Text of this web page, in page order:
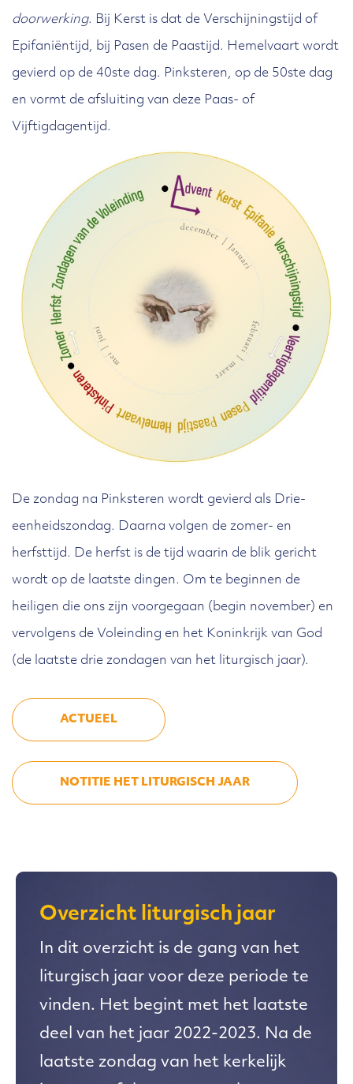
doorwerking. Bij Kerst is dat de Verschijningstijd of
Epifaniëntijd, bij Pasen de Paastijd. Hemelvaart wordt
gevierd op de 40ste dag. Pinksteren, op de 50ste dag
en vormt de afsluiting van deze Paas- of
Vijftigdagentijd.
De zondag na Pinksteren wordt gevierd als Drie-
eenheidszondag. Daarna volgen de zomer- en
herfsttijd. De herfst is de tijd waarin de blik gericht
wordt op de laatste dingen. Om te beginnen de
heiligen die ons zijn voorgegaan (begin november) en
vervolgens de Voleinding en het Koninkrijk van God
(de laatste drie zondagen van het liturgisch jaar).
ACTUEEL
NOTITIE HET LITURGISCH JAAR
Overzicht liturgisch jaar
In dit overzicht is de gang van het
liturgisch jaar voor deze periode te
vinden. Het begint met het laatste
deel van het jaar 2022-2023. Na de
laatste zondag van het kerkelijk